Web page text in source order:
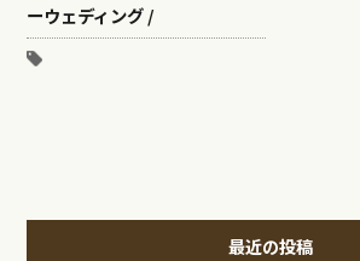
ーウェディング /
最近の投稿